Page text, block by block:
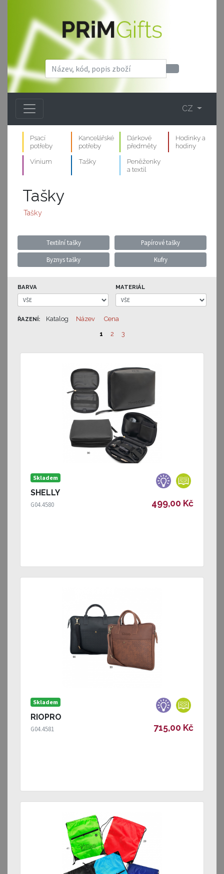
CZ
Psací
potřeby
Kancelářské
potřeby
Dárkové
předměty
Hodinky a
hodiny
Vinium
Tašky
Peněženky
a textil
Tašky
Tašky
Textilní tašky Papírové tašky
Byznys tašky Kufry
BARVA MATERIÁL
ŘAZENÍ: Katalog Název
Cena
1
2 3
Skladem
SHELLY
G04.4580 499,00 Kč
Skladem
RIOPRO
G04.4581 715,00 Kč